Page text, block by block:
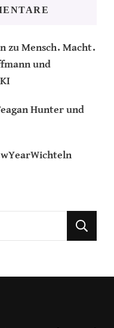
zu Mensch. Macht.
und
Hunter und